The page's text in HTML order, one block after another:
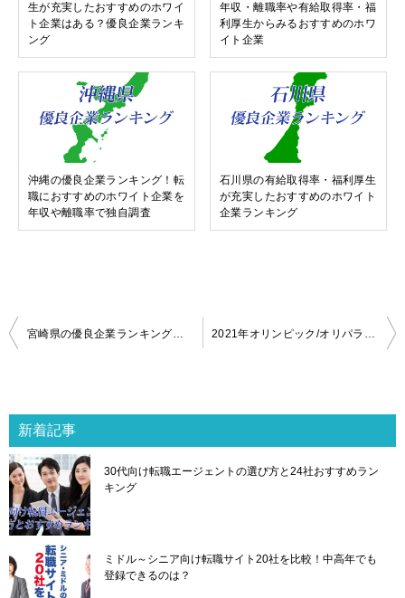
生が充実したおすすめのホワイ
ト企業はある？優良企業ランキ
ング
年収・離職率や有給取得率・福
利厚生からみるおすすめのホワ
イト企業
沖縄の優良企業ランキング！転
職におすすめのホワイト企業を
年収や離職率で独自調査
石川県の有給取得率・福利厚生
が充実したおすすめのホワイト
企業ランキング
投
稿
ゲ
ー
シ
ョ
ン
宮崎県の優良企業ランキングは？TOP6のホワイト企業も紹介！ 2021年オリンピック/オリパラ後の転職市場の動向とおすすめの職種ランキング
新着記事
30代向け転職エージェントの選び方と24社おすすめラン
キング
ミドル～シニア向け転職サイト20社を比較！中高年でも
登録できるのは？